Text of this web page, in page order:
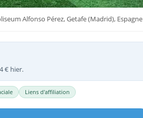
Alfonso Pérez, Getafe (Madrid), Espagne
€ hier.
Liens d'affiliation